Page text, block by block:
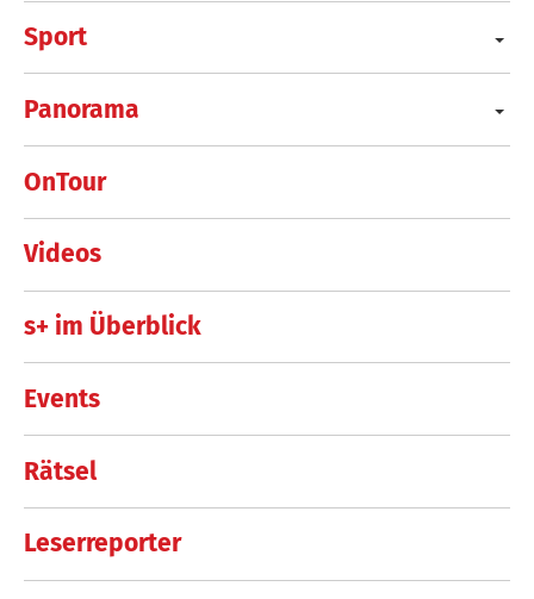
Sport
Panorama
OnTour
Videos
s+ im Überblick
Events
Rätsel
Leserreporter